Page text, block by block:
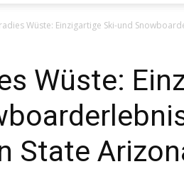
Wüste: Einzigartige Ski-und
Wüste:
State